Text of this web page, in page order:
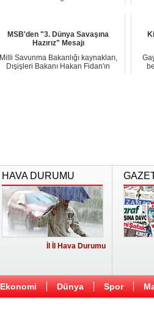
MSB'den "3. Dünya Savaşına
Hazırız" Mesajı
Milli Savunma Bakanlığı kaynakları,
Dışişleri Bakanı Hakan Fidan'ın
HAVA DURUMU
İl İl Hava Durumu
Ekonomi Dünya Spor